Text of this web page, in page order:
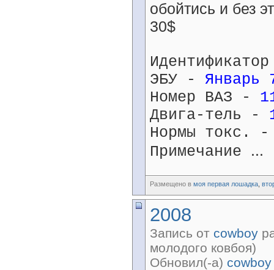
обойтись и без
30$
ЭБУ - Январь
Номер ВАЗ -
Двига-тель -
Нормы токс.
Примечание ...
Размещено в моя первая лошадка
2008
Запись от cowboy
молодого ковбоя)
Обновил(-а) cowboy